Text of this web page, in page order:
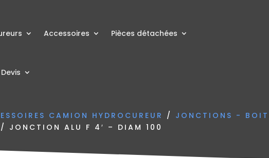
Accessoires Pièces détachées
Devis
CAMION HYDROCUREUR / JONCTIONS -
/ JONCTION ALU F 4′ – DIAM 100